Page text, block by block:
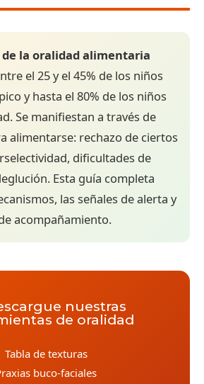
la oralidad alimentaria
el 25 y el 45% de los niños
y hasta el 80% de los niños
Se manifiestan a través de
alimentarse: rechazo de ciertos
dificultades de
Esta guía completa
las señales de alerta y
acompañamiento.
nuestras
de oralidad
Tabla de texturas
buco-faciales